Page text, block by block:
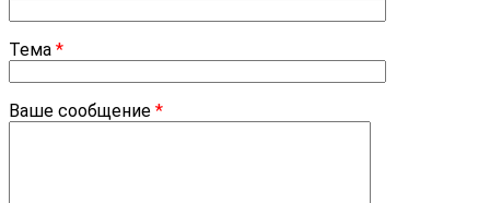
Тема *
Ваше сообщение *